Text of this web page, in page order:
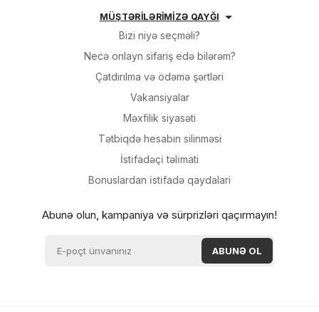
MÜŞTƏRİLƏRİMİZƏ QAYĞI
Bizi niyə seçməli?
Necə onlayn sifariş edə bilərəm?
Çatdırılma və ödəmə şərtləri
Vakansiyalar
Məxfilik siyasəti
Tətbiqdə hesabın silinməsi
İsti̇fadəçi̇ təli̇mati
Bonuslardan i̇sti̇fadə qaydalari
Abunə olun, kampaniya və sürprizləri qaçırmayın!